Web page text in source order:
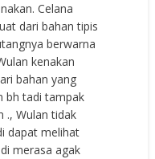
Celana
dari bahan tipis
berwarna
kenakan
bahan yang
bh tadi tampak
., Wulan tidak
dapat melihat
merasa agak